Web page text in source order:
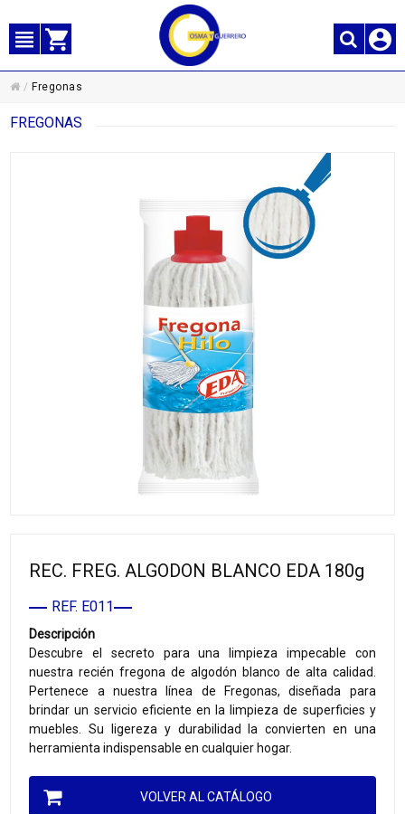
/ Fregonas
FREGONAS
REC. FREG. ALGODON BLANCO EDA 180g
REF. E011
Descripción
Descubre el secreto para una limpieza impecable con
nuestra recién fregona de algodón blanco de alta calidad.
Pertenece a nuestra línea de Fregonas, diseñada para
brindar un servicio eficiente en la limpieza de superficies y
muebles. Su ligereza y durabilidad la convierten en una
herramienta indispensable en cualquier hogar.
VOLVER AL CATÁLOGO